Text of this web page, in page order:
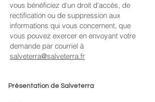
vous bénéficiez d'un droit d'accès, de
rectification ou de suppression aux
informations qui vous concernent, que
vous pouvez exercer en envoyant votre
demande par courriel à
salveterra@salveterra.fr
Présentation de Salveterra